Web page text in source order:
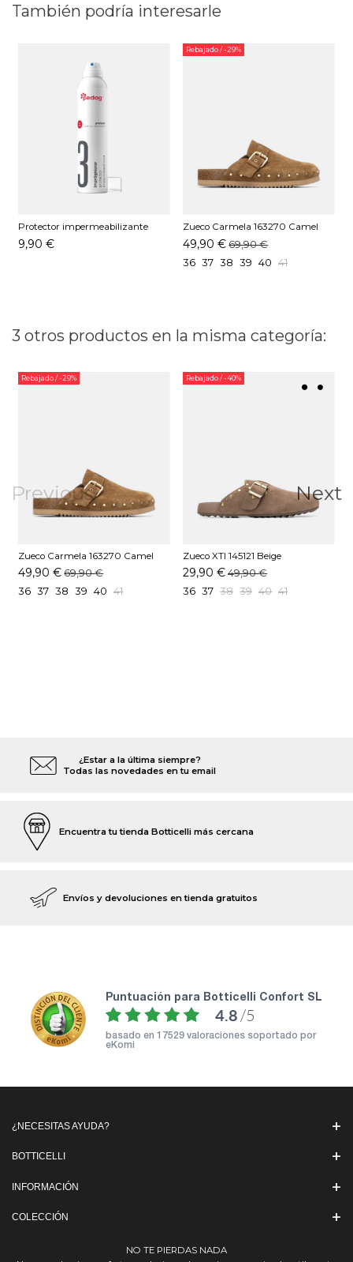
También podría interesarle
Protector impermeabilizante
Pedag 250 ML
9,90 €
Rebajado/ -29%
Zueco Carmela 163270 Camel
49,90 € 69,90 €
36 37 38 39 40 41
3 otros productos en la misma categoría:
Previous
Rebajado/ -29%
Zueco Carmela 163270 Camel
49,90 € 69,90 €
36 37 38 39 40 41
Rebajado/ -40%
Zueco XTI 145121 Beige
29,90 € 49,90 €
36 37 38 39 40 41
Next
¿Estar a la última siempre?
Todas las novedades en tu email
Encuentra tu tienda Botticelli más cercana
Envíos y devoluciones en tienda gratuitos
puntuación para Botticelli Confort SL
4.8 /5
basado en 17529 valoraciones soportado por
eKomi
¿NECESITAS AYUDA?
BOTTICELLI
INFORMACIÓN
COLECCIÓN
NO TE PIERDAS NADA